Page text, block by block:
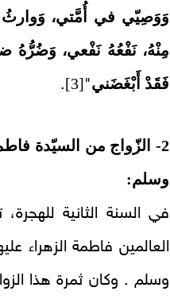
وَوَصِيّي في أُمَّتي، وَوارثُ
مِنْهُ، نَفْعُهُ نَفْعي، وَضُرُّهُ
فَقَدْ أَبْغَضَني"
[3]
.
2- الزّواج من السيّدة
وسلم:
في السنة الثانية
العالمين فاطمة الزهراء
وسلم . وكان ثمرة هذا